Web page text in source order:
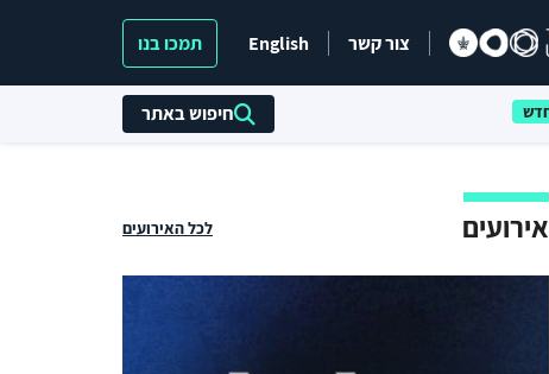
צור קשר English תמכו בנו
חיפוש באתר
אירועים לכל האירועים